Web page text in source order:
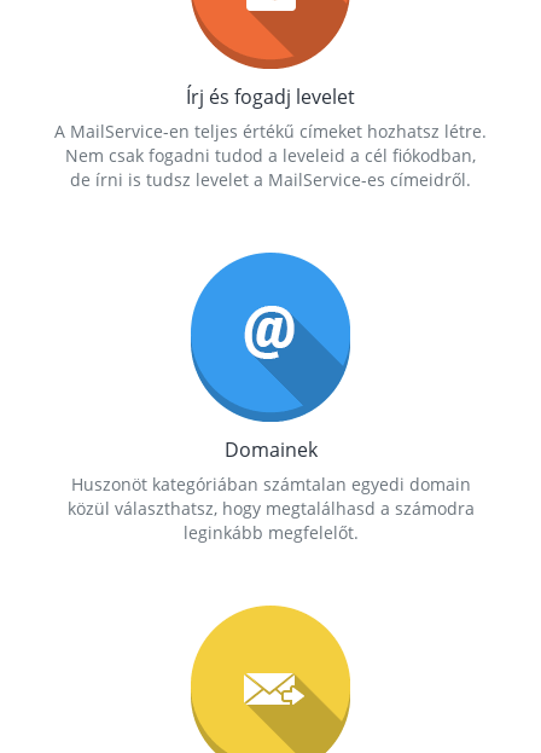
Írj és fogadj levelet
A MailService-en teljes értékű címeket hozhatsz létre.
Nem csak fogadni tudod a leveleid a cél fiókodban,
de írni is tudsz levelet a MailService-es címeidről.
Domainek
Huszonöt kategóriában számtalan egyedi domain
közül választhatsz, hogy megtalálhasd a számodra
leginkább megfelelőt.